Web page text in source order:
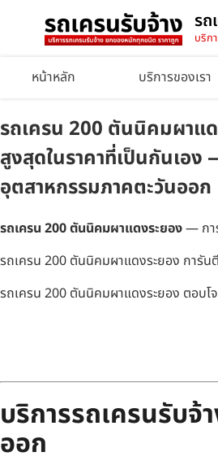
รถ
บริก
หน้าหลัก บริการของเรา
รถเครน 200 ตันนิคมผาแ
สูงสุดในราคาที่เป็นกันเอง
อุตสาหกรรมภาคตะวันออก
รถเครน 200 ตันนิคมผาแดงระยอง— กา
รถเครน 200 ตันนิคมผาแดงระยอง การั
รถเครน 200 ตันนิคมผาแดงระยอง ตอบ
บริการรถเครนรับ
ออก